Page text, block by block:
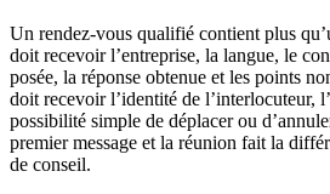
Un rendez-vous qualifié contient plus
doit recevoir l’entreprise, la langue, le
posée, la réponse obtenue et les points
doit recevoir l’identité de l’interlocuteur,
possibilité simple de déplacer ou
premier message et la réunion fait la
de conseil.